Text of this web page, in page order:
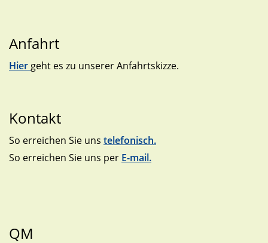
Anfahrt
Hier geht es zu unserer Anfahrtskizze.
Kontakt
So erreichen Sie uns telefonisch.
So erreichen Sie uns per E-mail.
QM